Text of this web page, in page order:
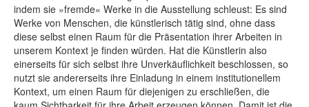
indem sie »fremde« Werke in die Ausstellung schleust: Es sind
Werke von Menschen, die künstlerisch tätig sind, ohne dass
diese selbst einen Raum für die Präsentation ihrer Arbeiten in
unserem Kontext je finden würden. Hat die Künstlerin also
einerseits für sich selbst ihre Unverkäuflichkeit beschlossen, so
nutzt sie andererseits ihre Einladung in einem institutionellem
Kontext, um einen Raum für diejenigen zu erschließen, die